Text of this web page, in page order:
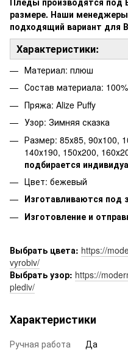
размере. Наши
подходящий вариант для
Характеристики:
Материал: плюш
Состав материала:
Пряжа: Alize Puffy
Узор: Зимняя сказка
Размер: 85х85, 90х100,
140х190, 150х200,
подбирается
Цвет: бежевый
Изготавливаются под
Изготовление и
Выбрать цвета: https://
vyrobiv/
Выбрать узор: https://
plediv/
Характеристики
Ручная работа
Да